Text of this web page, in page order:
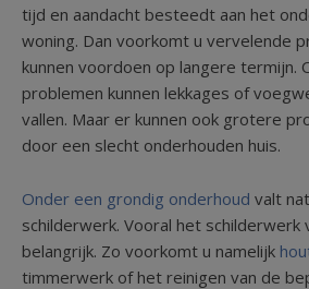
tijd en aandacht besteedt aan het
woning. Dan voorkomt u vervelende
kunnen voordoen op langere termijn.
problemen kunnen lekkages of
vallen. Maar er kunnen ook grotere
door een slecht onderhouden huis.
Onder een grondig onderhoud valt
schilderwerk. Vooral het schilderwerk
belangrijk. Zo voorkomt u namelijk
timmerwerk of het reinigen van de